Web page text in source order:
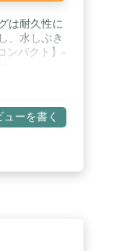
は耐久性に
、水しぶき
ンパクト】-
す / 🍋【持
面ベルト部
ーツケース
れているた
ダッフ
ューを書く